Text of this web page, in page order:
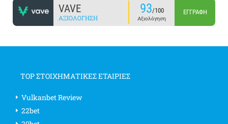
VAVE
ΑΞΙΟΛΌΓΗΣΗ
93/100
Αξιολόγηση
ΕΓΓΡΑΦΉ
TOP ΣΤΟΙΧΗΜΑΤΙΚΕΣ ΕΤΑΙΡΙΕΣ
Vulkanbet Review
22bet